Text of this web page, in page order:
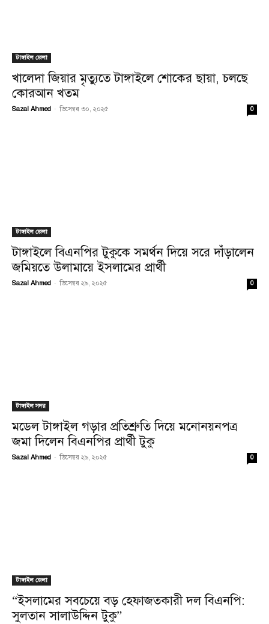
টাঙ্গাইল জেলা
খালেদা জিয়ার মৃত্যুতে টাঙ্গাইলে শোকের ছায়া, চলছে
কোরআন খতম
Sazal Ahmed - ডিসেম্বর ৩০, ২০২৫ 0
টাঙ্গাইল জেলা
টাঙ্গাইলে বিএনপির টুকুকে সমর্থন দিয়ে সরে দাঁড়ালেন
জমিয়তে উলামায়ে ইসলামের প্রার্থী
Sazal Ahmed - ডিসেম্বর ২৯, ২০২৫ 0
টাঙ্গাইল সদর
মডেল টাঙ্গাইল গড়ার প্রতিশ্রুতি দিয়ে মনোনয়নপত্র
জমা দিলেন বিএনপির প্রার্থী টুকু
Sazal Ahmed - ডিসেম্বর ২৯, ২০২৫ 0
টাঙ্গাইল জেলা
“ইসলামের সবচেয়ে বড় হেফাজতকারী দল বিএনপি:
সুলতান সালাউদ্দিন টুকু”